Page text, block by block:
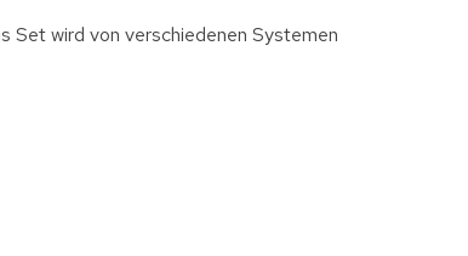
Set wird von verschiedenen Systemen